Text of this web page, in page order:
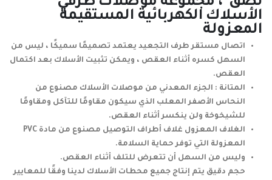
الأسلاك الكهربائية المستقيمة
المعزولة
اتصال مستقر طرف التجعيد يعتمد تصميمًا سميكًا ، ليس من
السهل كسره أثناء العقص ، ويمكن تثبيت الأسلاك بعد اكتمال
العقص.
المتانة : الجزء المعدني من موصلات الأسلاك مصنوع من
النحاس الأصفر المعلب الذي سيكون مقاومًا للتآكل ومقاومًا
للشيخوخة ولن ينكسر أثناء العقص.
الغلاف المعزول غلاف أطراف التوصيل مصنوع من مادة PVC
المعزولة التي توفر حماية السلامة.
وليس من السهل أن تتعرض للتلف أثناء العقص.
حجم دقيق يتم إنتاج جميع محطات الأسلاك لدينا وفقًا للمعايير